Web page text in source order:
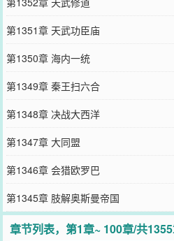
第1351章 天武功臣庙
第1350章 海内一统
第1349章 秦王扫六合
第1348章 决战大西洋
第1347章 大同盟
第1346章 会猎欧罗巴
第1345章 肢解奥斯曼帝国
章节列表，第1章~ 100章/共